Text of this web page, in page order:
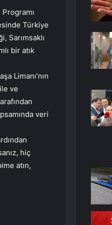
Türkiye
Sarımsaklı
bir atık
Limanı’nın
ve
veri
hiç
atın,